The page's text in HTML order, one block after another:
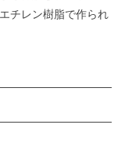
チレン樹脂で作られ